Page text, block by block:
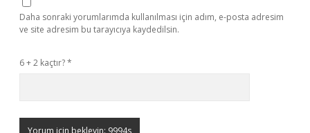
Daha sonraki yorumlarımda kullanılması için adım, e-posta adresim
ve site adresim bu tarayıcıya kaydedilsin.
6 + 2 kaçtır?*